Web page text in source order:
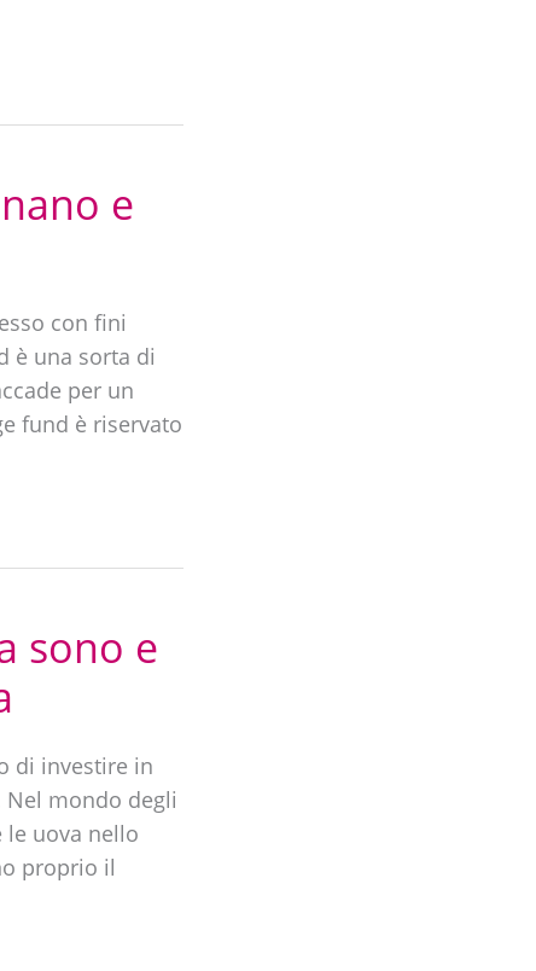
e
con fini
è una sorta di
per un
fund è riservato
sono e
di investire in
mondo degli
uova nello
proprio il